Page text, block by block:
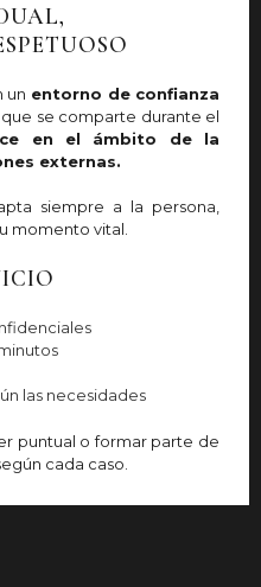
un entorno de confianza
se comparte durante el
en el ámbito de la
externas.
siempre a la persona,
momento vital.
las necesidades
puntual o formar parte de
cada caso.